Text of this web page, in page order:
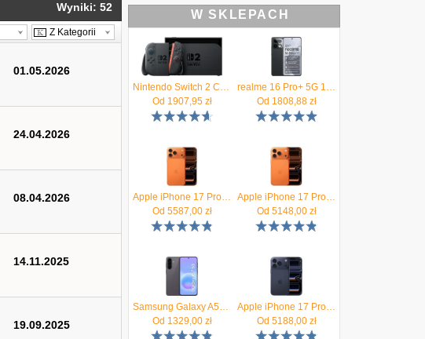
Wyniki: 52
Z Kategorii
01.05.2026
24.04.2026
08.04.2026
14.11.2025
19.09.2025
W SKLEPACH
Nintendo Switch 2 Czarna
Od 1907,95zł
realme 16 Pro+ 5G 12/512GB Szary
Od 1808,88zł
Apple iPhone 17 Pro Max 256GB Kosmiczny pomarańcz
Od 5587,00zł
Apple iPhone 17 Pro 256GB Kosmiczny pomarańcz
Od 5148,00zł
Samsung Galaxy A57 5G 8/128GB Szary
Od 1329,00zł
Apple iPhone 17 Pro 256GB Głębinowy błękit
Od 5188,00zł